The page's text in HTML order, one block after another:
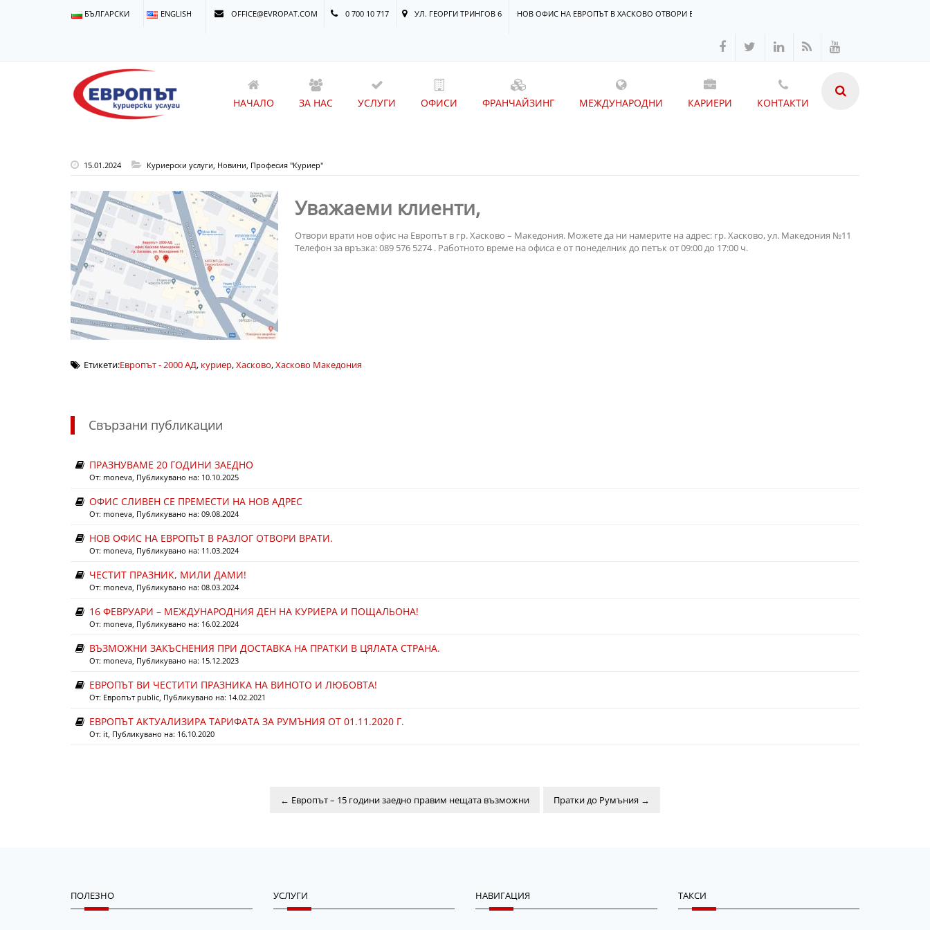
БЪЛГАРСКИ ENGLISH OFFICE@EVROPAT.COM 0 700 10 717 УЛ. ГЕОРГИ ТРИНГОВ 6 НОВ ОФИС НА ЕВРОПЪТ В ХАСКОВО ОТВОРИ ВРАТИ
НАЧАЛО ЗА НАС УСЛУГИ ОФИСИ ФРАНЧАЙЗИНГ МЕЖДУНАРОДНИ КАРИЕРИ КОНТАКТИ
15.01.2024 Куриерски услуги, Новини, Професия "Куриер"
Уважаеми клиенти,
Отвори врати нов офис на Европът в гр. Хасково – Македония. Можете да ни намерите на адрес: гр. Хасково, ул. Македония №11
Телефон за връзка: 089 576 5274 . Работното време на офиса е от понеделник до петък от 09:00 до 17:00 ч.
Етикети:Европът - 2000 АД, куриер,Хасково,Хасково Македония
Свързани публикации
ПРАЗНУВАМЕ 20 ГОДИНИ ЗАЕДНО
От: moneva, Публикувано на: 10.10.2025
ОФИС СЛИВЕН СЕ ПРЕМЕСТИ НА НОВ АДРЕС
От: moneva, Публикувано на: 09.08.2024
НОВ ОФИС НА ЕВРОПЪТ В РАЗЛОГ ОТВОРИ ВРАТИ.
От: moneva, Публикувано на: 11.03.2024
ЧЕСТИТ ПРАЗНИК, МИЛИ ДАМИ!
От: moneva, Публикувано на: 08.03.2024
16 ФЕВРУАРИ – МЕЖДУНАРОДНИЯ ДЕН НА КУРИЕРА И ПОЩАЛЬОНА!
От: moneva, Публикувано на: 16.02.2024
ВЪЗМОЖНИ ЗАКЪСНЕНИЯ ПРИ ДОСТАВКА НА ПРАТКИ В ЦЯЛАТА СТРАНА.
От: moneva, Публикувано на: 15.12.2023
ЕВРОПЪТ ВИ ЧЕСТИТИ ПРАЗНИКА НА ВИНОТО И ЛЮБОВТА!
От: Европът public, Публикувано на: 14.02.2021
ЕВРОПЪТ АКТУАЛИЗИРА ТАРИФАТА ЗА РУМЪНИЯ ОТ 01.11.2020 Г.
От: it, Публикувано на: 16.10.2020
← Европът – 15 години заедно правим нещата възможни Пратки до Румъния →
ПОЛЕЗНО УСЛУГИ НАВИГАЦИЯ ТАКСИ